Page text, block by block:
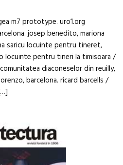
m7 prototype. uro1.org
josep benedito, mariona
saricu locuinte pentru tineret,
locuinte pentru tineri la timisoara /
diaconeselor din reuilly,
barcelona. ricard barcells /